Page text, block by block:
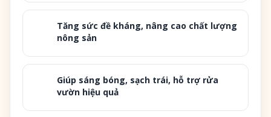
Tăng sức đề kháng, nâng cao chất lượng
nông sản
Giúp sáng bóng, sạch trái, hỗ trợ rửa
vườn hiệu quả